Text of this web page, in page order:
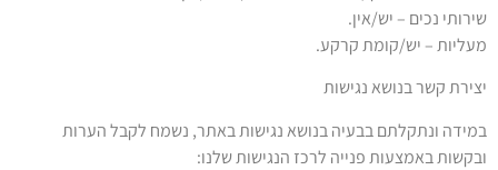
שירותי נכים – יש/אין.
מעליות – יש/קומת קרקע.
יצירת קשר בנושא נגישות
במידה ונתקלתם בבעיה בנושא נגישות באתר, נשמח לקבל הערות
ובקשות באמצעות פנייה לרכז הנגישות שלנו: